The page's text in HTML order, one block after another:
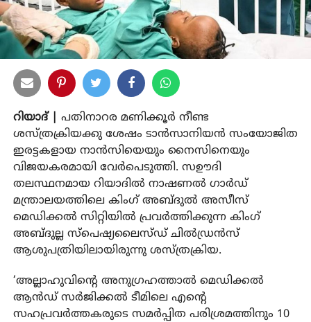
റിയാദ് |
പതിനാറര മണിക്കൂര്‍ നീണ്ട
ശസ്ത്രക്രിയക്കു ശേഷം ടാന്‍സാനിയന്‍ സംയോജിത
ഇരട്ടകളായ നാന്‍സിയെയും നൈസിനെയും
വിജയകരമായി വേര്‍പെടുത്തി. സഊദി
തലസ്ഥനമായ റിയാദില്‍ നാഷണല്‍ ഗാര്‍ഡ്
മന്ത്രാലയത്തിലെ കിംഗ് അബ്ദുല്‍ അസീസ്
മെഡിക്കല്‍ സിറ്റിയില്‍ പ്രവര്‍ത്തിക്കുന്ന കിംഗ്
അബ്ദുല്ല സ്‌പെഷ്യലൈസ്ഡ് ചില്‍ഡ്രന്‍സ്
ആശുപത്രിയിലായിരുന്നു ശസ്ത്രക്രിയ.
‘അല്ലാഹുവിന്റെ അനുഗ്രഹത്താല്‍ മെഡിക്കല്‍
ആന്‍ഡ് സര്‍ജിക്കല്‍ ടീമിലെ എന്റെ
സഹപ്രവര്‍ത്തകരുടെ സമര്‍പ്പിത പരിശ്രമത്തിനും 10